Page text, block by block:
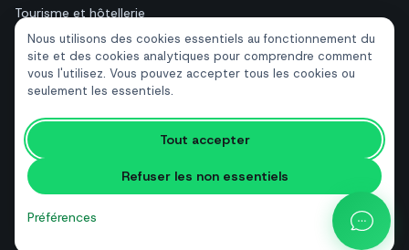
Nous utilisons des cookies essentiels au fonctionnement du
site et des cookies analytiques pour comprendre comment
vous l'utilisez. Vous pouvez accepter tous les cookies ou
seulement les essentiels.
Tout accepter
Refuser les non essentiels
Préférences
Tourisme et hôtellerie
Immobilier
RESSOURCES
Outils gratuits
Glossaire
Comparatifs